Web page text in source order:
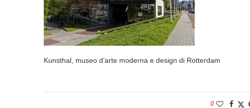
Kunsthal, museo d’arte moderna e design di Rotterdam
0